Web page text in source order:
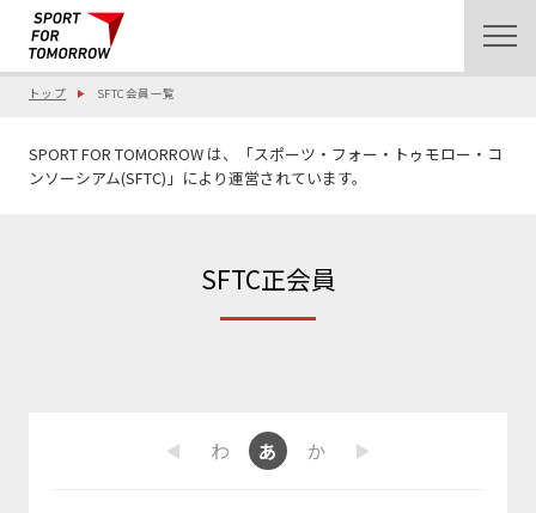
トップ SFTC会員一覧
SPORT FOR TOMORROW は、「スポーツ・フォー・トゥモロー・コ
ンソーシアム(SFTC)」により運営されています。
SFTC正会員
Previous
ら わ あ か さ